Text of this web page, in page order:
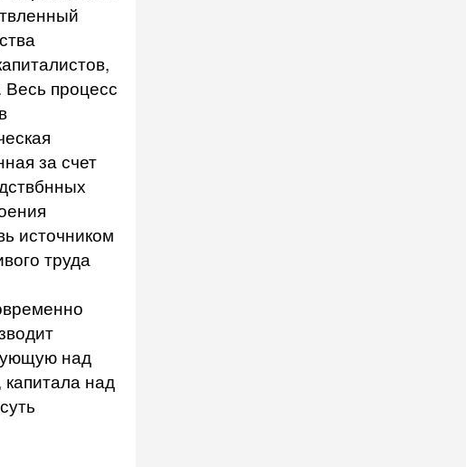
Весь процесс
за счет
источником
труда
над
над